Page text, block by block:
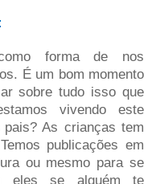
forma de nos
É um bom momento
sobre tudo isso que
vivendo este
As crianças tem
publicações em
ou mesmo para se
eles se alguém te